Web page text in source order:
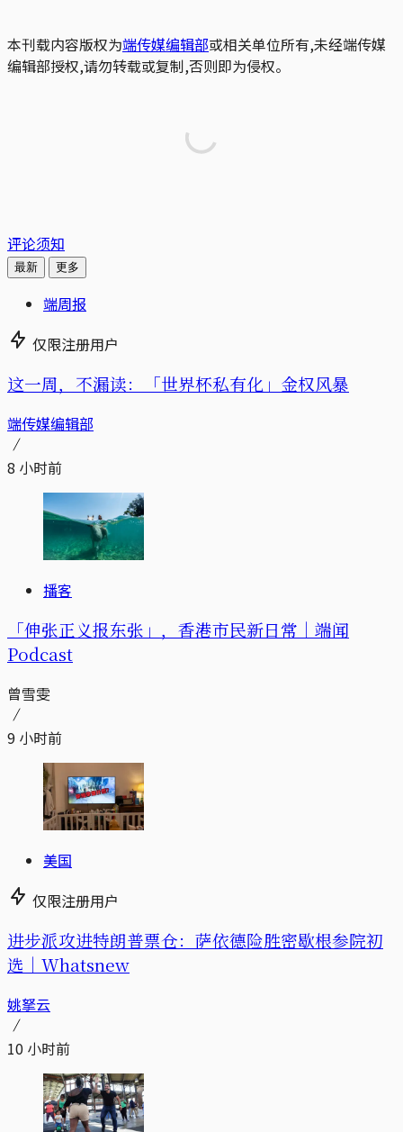
本刊载内容版权为端传媒编辑部或相关单位所有,未经端传媒
编辑部授权,请勿转载或复制,否则即为侵权。
评论须知
最新 更多
端周报
仅限注册用户
这一周，不漏读：「世界杯私有化」金权风暴
端传媒编辑部
8 小时前
播客
「伸张正义报东张」，香港市民新日常｜端闻
Podcast
曾雪雯
9 小时前
美国
仅限注册用户
进步派攻进特朗普票仓：萨依德险胜密歇根参院初
选｜Whatsnew
姚拏云
10 小时前